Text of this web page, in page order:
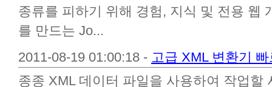
종류를 피하기 위해 경험, 지식 및 전용 웹
를 만드는 Jo...
2011-08-19 01:00:18 - 고급 XML 변환기
종종 XML 데이터 파일을 사용하여 작업할